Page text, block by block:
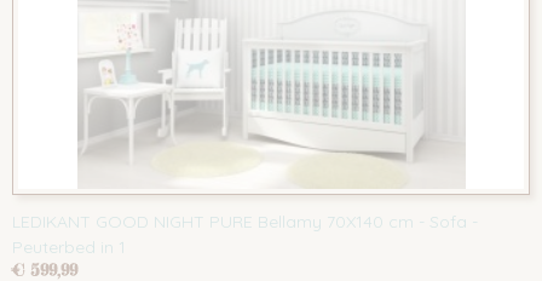
LEDIKANT GOOD NIGHT PURE Bellamy 70X140 cm - Sofa -
Peuterbed in 1
€ 599,99